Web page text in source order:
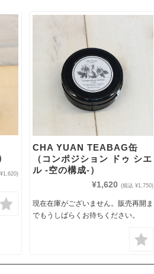
CHA YUAN TEABAG缶
（コンポジション ドゥ シエ
ル -空の構成-）
¥1,620 (税込 ¥1,750)
現在在庫がございません。販売再開ま
でもうしばらくお待ちください。